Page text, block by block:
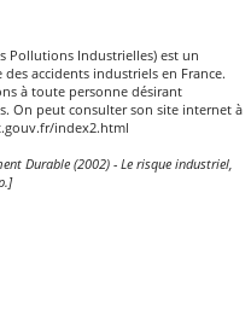
Pollutions Industrielles) est un
des accidents industriels en France.
à toute personne désirant
On peut consulter son site internet à
index2.html
Durable (2002) - Le risque industriel,